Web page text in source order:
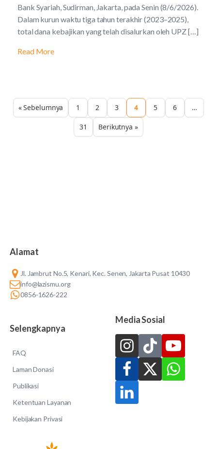
Bank Syariah, Sudirman, Jakarta, pada Senin (8/6/2026).
Dalam kurun waktu tiga tahun terakhir (2023–2025),
total dana kebajikan yang telah disalurkan oleh UPZ […]
Read More
« Sebelumnya 1 2 3 4 5 6 …
31 Berikutnya »
Alamat
Jl. Jambrut No.5, Kenari, Kec. Senen, Jakarta Pusat 10430
info@lazismu.org
0856-1626-222
Selengkapnya
FAQ
Laman Donasi
Publikasi
Ketentuan Layanan
Kebijakan Privasi
Media Sosial